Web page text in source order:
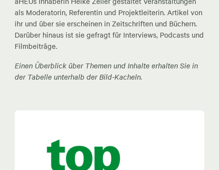
als Moderatorin, Referentin und Projektleiterin. Artikel von
ihr und über sie erscheinen in Zeitschriften und Büchern.
Darüber hinaus ist sie gefragt für Interviews, Podcasts und
Filmbeiträge.
Einen Überblick über Themen und Inhalte erhalten Sie in
der Tabelle unterhalb der Bild-Kacheln.